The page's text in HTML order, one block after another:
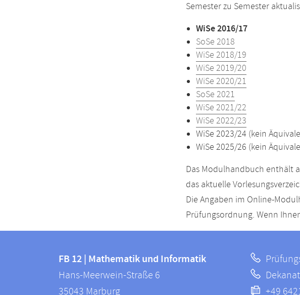
Semester zu Semester
WiSe 2016/17
SoSe 2018
WiSe 2018/19
WiSe 2019/20
WiSe 2020/21
SoSe 2021
WiSe 2021/22
WiSe 2022/23
WiSe 2023/24 (kein
WiSe 2025/26 (kein
Das Modulhandbuch enthält
das aktuelle
Die Angaben im Online-
Prüfungsordnung. Wenn
Informationen
FB
12
FB 12 | Mathematik und Informatik
Hans-Meerwein-Straße 6
35043 Marburg
+49